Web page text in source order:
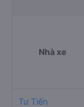
Nhà xe
Tư Tiến